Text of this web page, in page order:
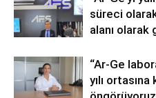
süreci
alanı olarak
“Ar-Ge
yılı